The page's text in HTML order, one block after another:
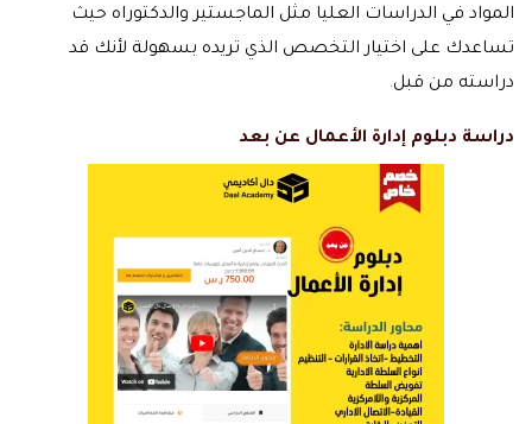
المواد في الدراسات العليا مثل الماجستير والدكتوراه حيث
تساعدك على اختيار التخصص الذي تريده بسهولة لأنك قد
دراسته من قبل.
دراسة دبلوم إدارة الأعمال عن بعد